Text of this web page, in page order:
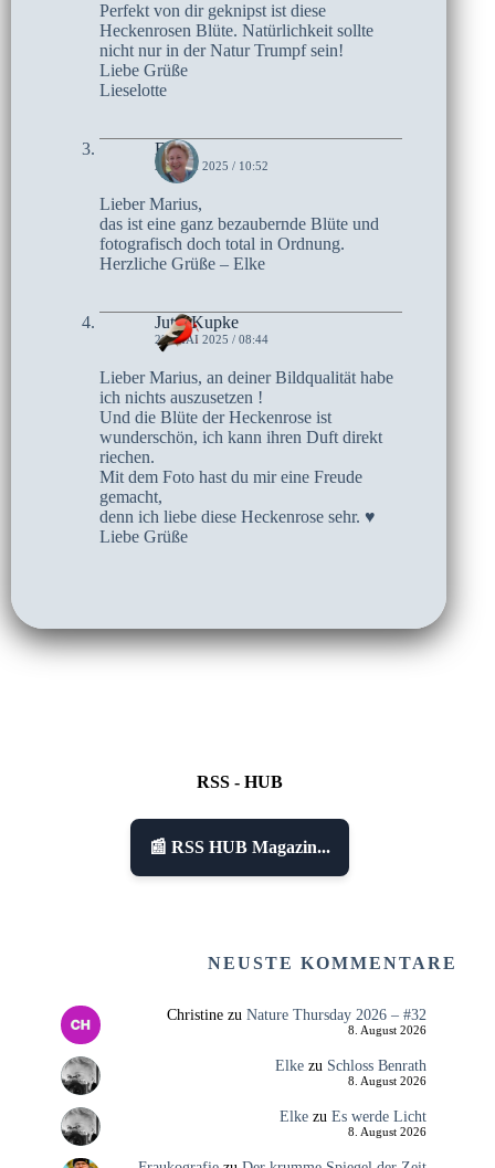
Perfekt von dir geknipst ist diese
Heckenrosen Blüte. Natürlichkeit sollte
nicht nur in der Natur Trumpf sein!
Liebe Grüße
Lieselotte
Elke
22. MAI 2025 / 10:52
Lieber Marius,
das ist eine ganz bezaubernde Blüte und
fotografisch doch total in Ordnung.
Herzliche Grüße – Elke
Jutta Kupke
22. MAI 2025 / 08:44
Lieber Marius, an deiner Bildqualität habe
ich nichts auszusetzen !
Und die Blüte der Heckenrose ist
wunderschön, ich kann ihren Duft direkt
riechen.
Mit dem Foto hast du mir eine Freude
gemacht,
denn ich liebe diese Heckenrose sehr. ♥
Liebe Grüße
RSS - HUB
📰 RSS HUB Magazin...
NEUSTE KOMMENTARE
Christinezu Nature Thursday 2026 – #32
8. August 2026
Elkezu Schloss Benrath
8. August 2026
Elkezu Es werde Licht
8. August 2026